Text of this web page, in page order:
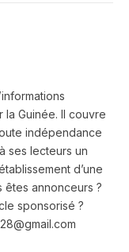
la Guinée. Il couvre
indépendance
ses lecteurs un
d’une
êtes annonceurs ?
sponsorisé ?